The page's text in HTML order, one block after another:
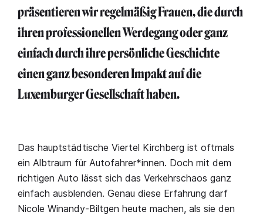
präsentieren wir regelmäßig Frauen, die durch
ihren professionellen Werdegang oder ganz
einfach durch ihre persönliche Geschichte
einen ganz besonderen Impakt auf die
Luxemburger Gesellschaft haben.
Das hauptstädtische Viertel Kirchberg ist oftmals
ein Albtraum für Autofahrer*innen. Doch mit dem
richtigen Auto lässt sich das Verkehrschaos ganz
einfach ausblenden. Genau diese Erfahrung darf
Nicole Winandy-Biltgen heute machen, als sie den